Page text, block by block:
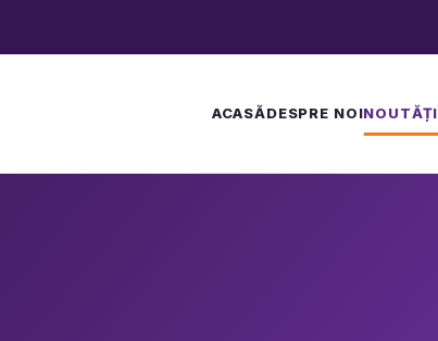
ACASĂDESPRE NOINOUTĂȚI